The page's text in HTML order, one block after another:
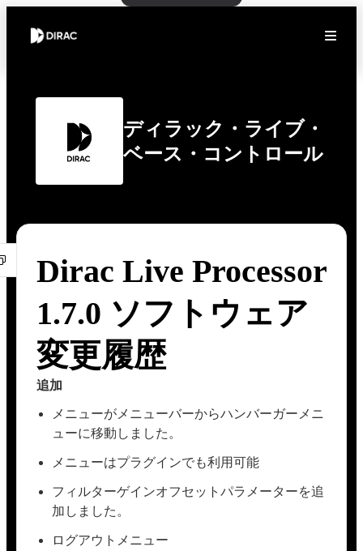
ディラック・ライブ・
ベース・コントロール
Dirac Live Processor
1.7.0 ソフトウェア
変更履歴
追加
メニューがメニューバーからハンバーガーメニ
ューに移動しました。
メニューはプラグインでも利用可能
フィルターゲインオフセットパラメーターを追
加しました。
ログアウトメニュー